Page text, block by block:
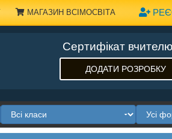
МАГАЗИН ВСІМОСВІТА
Сертифікат
ДОДАТИ РОЗРОБКУ